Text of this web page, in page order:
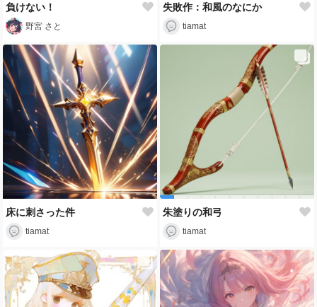
負けない！
野宮 さと
失敗作：和風のなにか
tiamat
床に刺さった件
tiamat
朱塗りの和弓
tiamat